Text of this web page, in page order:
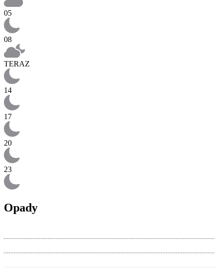
05
08
TERAZ
14
17
20
23
Opady